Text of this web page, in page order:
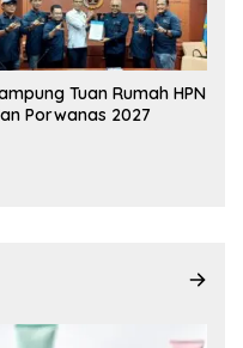
Tuan Rumah HPN
Porwanas 2027